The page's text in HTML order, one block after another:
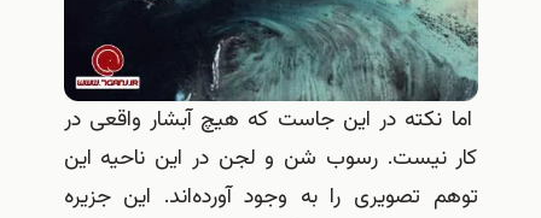
اما نکته در این جاست که هیچ آبشار واقعی در
کار نیست. رسوب شن و لجن در این ناحیه این
توهم تصویری را به وجود آورده‌اند. این جزیره